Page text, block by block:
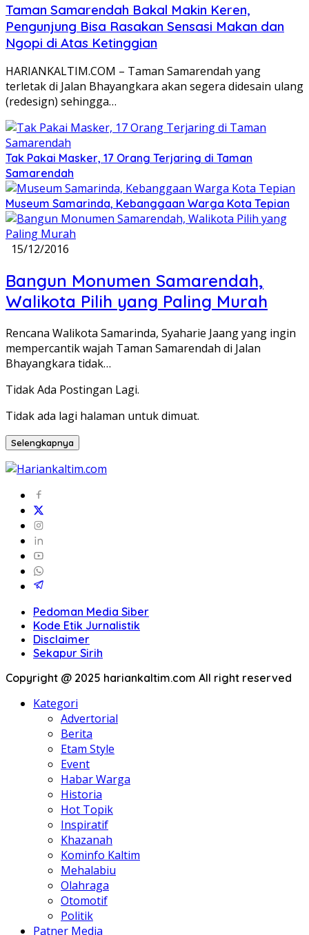
Taman Samarendah Bakal Makin Keren,
Pengunjung Bisa Rasakan Sensasi Makan dan
Ngopi di Atas Ketinggian
HARIANKALTIM.COM – Taman Samarendah yang
terletak di Jalan Bhayangkara akan segera didesain ulang
(redesign) sehingga…
Tak Pakai Masker, 17 Orang Terjaring di Taman
Samarendah
Museum Samarinda, Kebanggaan Warga Kota Tepian
15/12/2016
Bangun Monumen Samarendah,
Walikota Pilih yang Paling Murah
Rencana Walikota Samarinda, Syaharie Jaang yang ingin
mempercantik wajah Taman Samarendah di Jalan
Bhayangkara tidak…
Tidak Ada Postingan Lagi.
Tidak ada lagi halaman untuk dimuat.
Selengkapnya
Pedoman Media Siber
Kode Etik Jurnalistik
Disclaimer
Sekapur Sirih
Copyright @ 2025 hariankaltim.com All right reserved
Kategori
Advertorial
Berita
Etam Style
Event
Habar Warga
Historia
Hot Topik
Inspiratif
Khazanah
Kominfo Kaltim
Mehalabiu
Olahraga
Otomotif
Politik
Patner Media